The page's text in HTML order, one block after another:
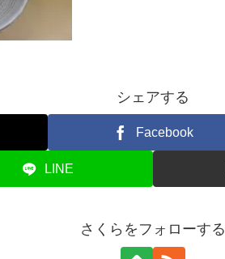
シェアする
Facebook
LINE
さくらをフォローする